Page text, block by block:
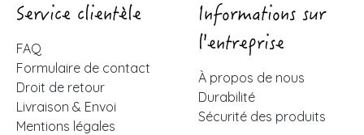
Service clientèle
FAQ
Formulaire de contact
Droit de retour
Livraison & Envoi
Mentions légales
Informations sur
l'entreprise
À propos de nous
Durabilité
Sécurité des produits